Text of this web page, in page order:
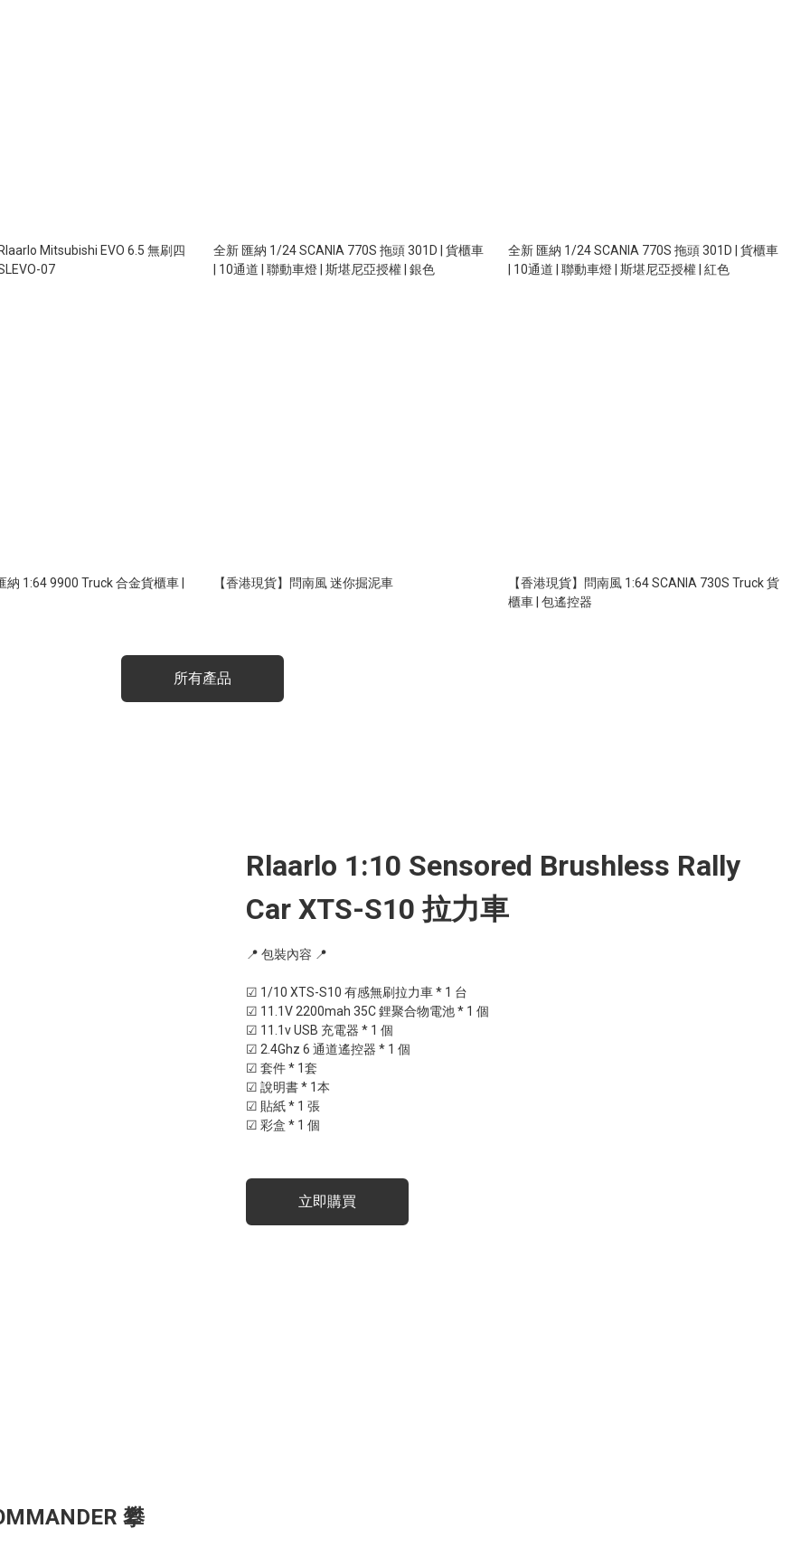
Mitsubishi EVO 6.5 無刷四
07
全新 匯納 1/24 SCANIA 770S 拖頭 301D | 貨櫃車
| 10通道 | 聯動車燈 | 斯堪尼亞授權 | 銀色
全新 匯納 1/24 SCANIA 770S 拖頭 301D | 貨櫃車
| 10通道 | 聯動車燈 | 斯堪尼亞授權 | 紅色
Truck 合金貨櫃車 | 【香港現貨】問南風 迷你掘泥車
【香港現貨】問南風 1:64 SCANIA 730S Truck 貨
櫃車 | 包遙控器
所有產品
Rlaarlo 1:10 Sensored Brushless Rally
Car XTS-S10 拉力車
📍 包裝內容 📍
☑ 1/10 XTS-S10 有感無刷拉力車 * 1 台
☑ 11.1V 2200mah 35C 鋰聚合物電池 * 1 個
☑ 11.1v USB 充電器 * 1 個
☑ 2.4Ghz 6 通道遙控器 * 1 個
☑ 套件 * 1套
☑ 說明書 * 1本
☑ 貼紙 * 1 張
☑ 彩盒 * 1 個
立即購買
攀